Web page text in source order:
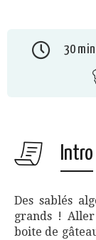
30 min
Intro
Des sablés
grands !
boite de